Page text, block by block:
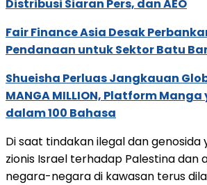
Distribusi Siaran Pers, dan AEO
Fair Finance Asia Desak
Pendanaan untuk Sektor Batu
Shueisha Perluas Jangkauan
MANGA MILLION, Platform
dalam 100 Bahasa
Di saat tindakan ilegal dan genosida
zionis Israel terhadap Palestina dan
negara-negara di kawasan terus